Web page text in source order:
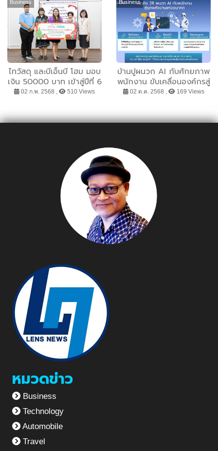
สินค้ารักษ์โลก
สอดรับเทรนด์พลังงานโลก
Business
ไทวัสดุ และบีเอ็นบี โฮม มอบ
เงิน 50000 บาท เข้าสู่ปีที่ 6
สนับสนุนมูลนิธิช่วยคน
จำหน่ายต้นคริสต์มาส สร้าง
02 ก.พ. 2568 , 510 Views
Business
บ้านปูผนวก AI กับศักยภาพ
พนักงาน ขับเคลื่อนองค์กรสู่
อนาคต
02 ต.ค. 2568 , 169 Views
หมวดข่าว
Business
Technology
Automobile
Travel